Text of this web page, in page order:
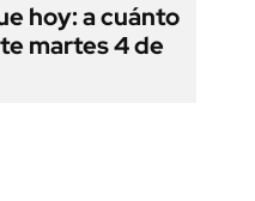
hoy: a cuánto
martes 4 de